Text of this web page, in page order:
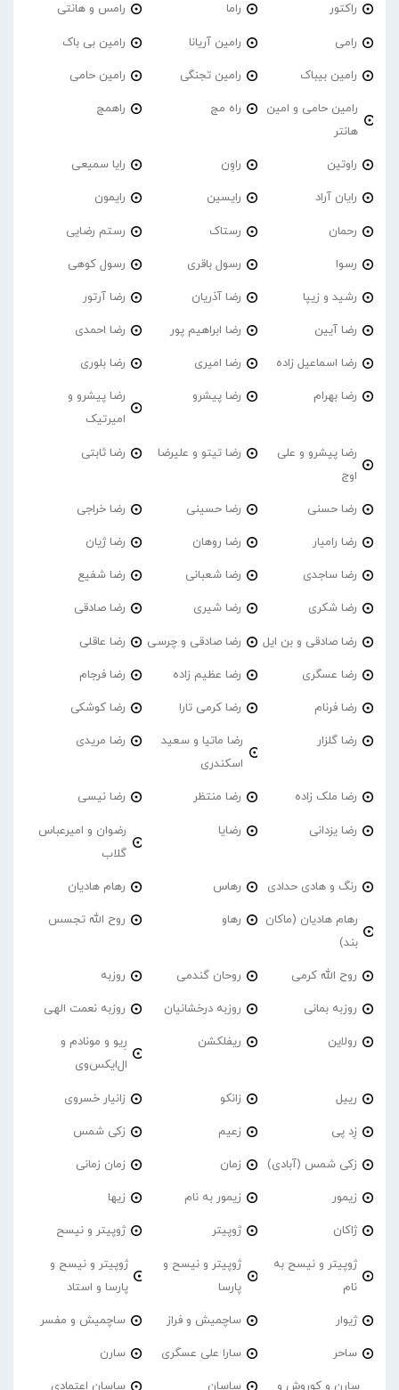
راکتور راما رامس و هانتی
رامی رامین آریانا رامین بی باک
رامین بیباک رامین تجنگی رامین حامی
رامین حامی و امین
هانتر
راه مج راهمج
راوتین راوِن رایا سمیعی
رایان آراد رایسین رایمون
رحمان رستاک رستم رضایی
رسوا رسول باقری رسول کوهی
رشید و زیپا رضا آذریان رضا آرتور
رضا آیین رضا ابراهیم پور رضا احمدی
رضا اسماعیل زاده رضا امیری رضا بلوری
رضا بهرام رضا پیشرو
رضا پیشرو و
امیرتیک
رضا پیشرو و علی
اوج
رضا تیتو و علیرضا رضا ثابتی
رضا حسنی رضا حسینی رضا خراجی
رضا رامیار رضا روهان رضا ژیان
رضا ساجدی رضا شعبانی رضا شفیع
رضا شکری رضا شیری رضا صادقی
رضا صادقی و بن ایل رضا صادقی و چرسی رضا عاقلی
رضا عسگری رضا عظیم زاده رضا فرجام
رضا فرنام رضا کرمی تارا رضا کوشکی
رضا گلزار
رضا ماتیا و سعید
اسکندری
رضا مریدی
رضا ملک زاده رضا منتظر رضا نیسی
رضا یزدانی رضایا
رضوان و امیرعباس
گلاب
رنگ و هادی حدادی رهاس رهام هادیان
رهام هادیان (ماکان
بند)
رهاو روح الله تجسس
روح الله کرمی روحان گندمی روزبه
روزبه بمانی روزبه درخشانیان روزبه نعمت الهی
رولاین ریفلکشن
رِیو و مونادم و
ال‌ایکس‌وی
رییل زانکو زانیار خسروی
زِد پی زعیم زکی شمس
زکی شمس (آبادی) زمان زمان زمانی
زیمور زیمور به نام زیها
ژاکان ژوپیتر ژوپیتر و نیسح
ژوپیتر و نیسح به
نام
ژوپیتر و نیسح و
پارسا
ژوپیتر و نیسح و
پارسا و استاد
ژیوار ساچمیش و فراز ساچمیش و مفسر
ساحر سارا علی عسگری سارن
سارن و کوروش و ساسان ساسان اعتمادی